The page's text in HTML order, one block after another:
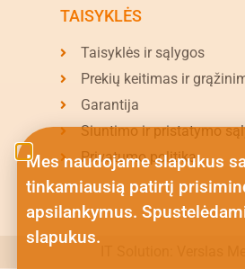
TAISYKLĖS
Taisyklės ir sąlygos
Prekių keitimas ir
Garantija
Siuntimo ir pristatymo
Privatumo politika
Mes naudojame slapukus
tinkamiausią patirtį
apsilankymus.
slapukus.